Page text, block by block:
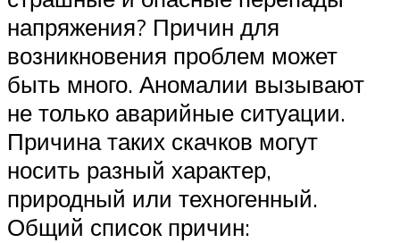
напряжения? Причин для
возникновения проблем может
быть много. Аномалии вызывают
не только аварийные ситуации.
Причина таких скачков могут
носить разный характер,
природный или техногенный.
Общий список причин: